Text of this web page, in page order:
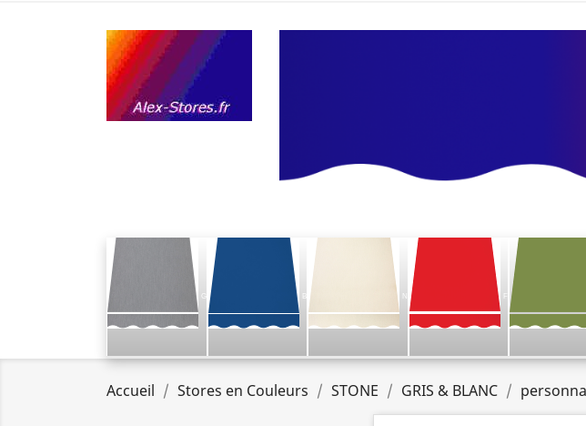
G B N
Accueil Stores en Couleurs STONE GRIS & BLANC